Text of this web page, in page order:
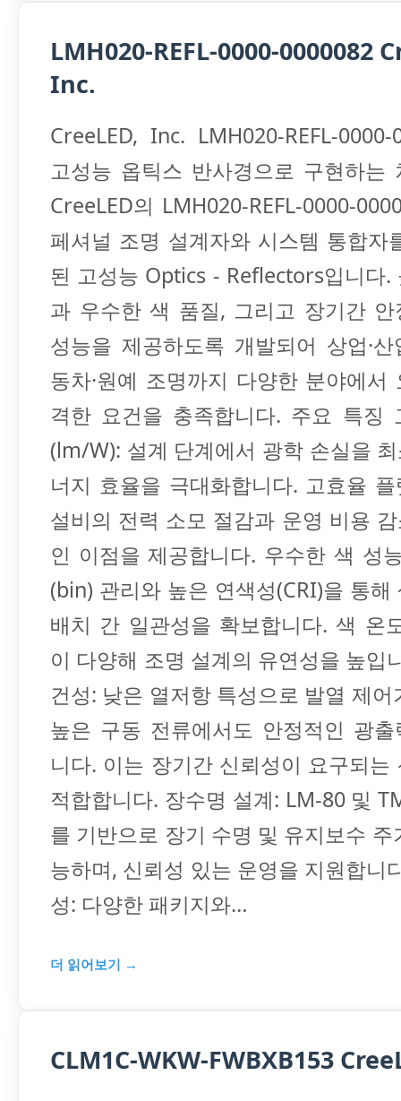
LMH020-REFL-0000-0000082
Inc.
CreeLED, Inc. LMH020-REFL-
고성능 옵틱스 반사경으로 구현하는
CreeLED의 LMH020-REFL-0000-
페셔널 조명 설계자와 시스템 통합자
된 고성능 Optics - Reflectors입니다.
과 우수한 색 품질, 그리고 장기간 안
성능을 제공하도록 개발되어 상업·
동차·원예 조명까지 다양한 분야에서
격한 요건을 충족합니다. 주요 특징
(lm/W): 설계 단계에서 광학 손실을
너지 효율을 극대화합니다. 고효율
설비의 전력 소모 절감과 운영 비용
인 이점을 제공합니다. 우수한 색 성
(bin) 관리와 높은 연색성(CRI)을 통해
배치 간 일관성을 확보합니다. 색 온
이 다양해 조명 설계의 유연성을 높입
건성: 낮은 열저항 특성으로 발열 제어
높은 구동 전류에서도 안정적인 광
니다. 이는 장기간 신뢰성이 요구되는
적합합니다. 장수명 설계: LM-80 및
를 기반으로 장기 수명 및 유지보수 주
능하며, 신뢰성 있는 운영을 지원합니
성: 다양한 패키지와…
더 읽어보기 →
CLM1C-WKW-FWBXB153